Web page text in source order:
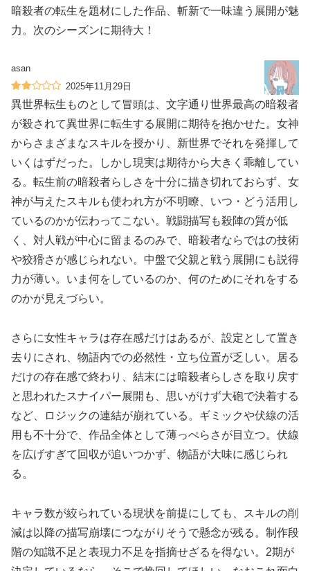
暗殺者の転生を題材にした作品、斬新で一味違う展開が魅
力。次のシーズンに期待大！
asan
2025年11月29日
異世界転生ものとして冒頭は、文字通り世界最高の暗殺者
が殺されて異世界に転生する展開に期待を抱かせた。女神
からさまざまなスキルを授かり、新世界でそれを発揮して
いくはずだった。しかし現実は期待から大きく乖離してい
る。転生前の暗殺者らしさを十分に描き切れておらず、女
神が与えたスキルも使われ方が不明瞭、いつ・どう活用し
ているのかが伝わってこない。戦闘描写も殺陣の質が低
く、対人戦が中心に留まるのみで、暗殺者ならではの技術
や狡猾さが感じられない。中盤で父親と戦う展開にも説得
力が薄い。いま何をしているのか、何のためにそれをする
のかが見えづらい。
さらに女性キャラは存在感だけはあるが、設定として置き
去りにされ、物語内での必然性・立ち位置が乏しい。居る
だけの存在感で終わり、結末には暗殺者らしさを取り戻す
と思われたスナイパー展開も、思いがけず大砲で決着する
など、ロジックの連結が崩れている。ギミックや伏線の活
用も不十分で、作品全体として薄っぺらさが目立つ。伏線
を広げすぎて回収が追いつかず、物語が大味に感じられ
る。
キャラ数が絞られている現状を前提にしても、スキルの削
減は以降の描写崩壊につながりそうで懸念が残る。制作段
階の知識不足と表現力不足を指摘せざるを得ない。2期が